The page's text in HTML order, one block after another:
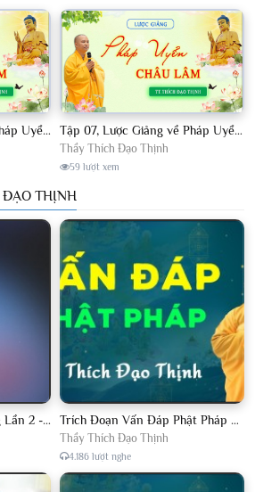
Tập 08, Lược Giảng về Pháp Uyển Châu Lâm, Chủ giảng TT. Thích Đạo Thịnh. Tập 07, Lược Giảng về Pháp Uyển Châu Lâm, Chủ giảng TT Thích Đạo Thịnh
Thầy Thích Đạo Thịnh
59 lượt xem
THỊNH
Giảng Giải Kinh Địa Tạng Lần 2 - Thầy Thích Đạo Thịnh - Diệu Pháp Khai Tâm Trích Đoạn Vấn Đáp Phật Pháp 2022
Thầy Thích Đạo Thịnh
4.186 lượt nghe